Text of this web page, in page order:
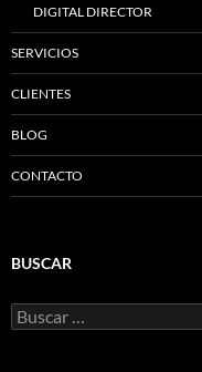
DIGITAL DIRECTOR
SERVICIOS
CLIENTES
BLOG
CONTACTO
BUSCAR
Buscar: